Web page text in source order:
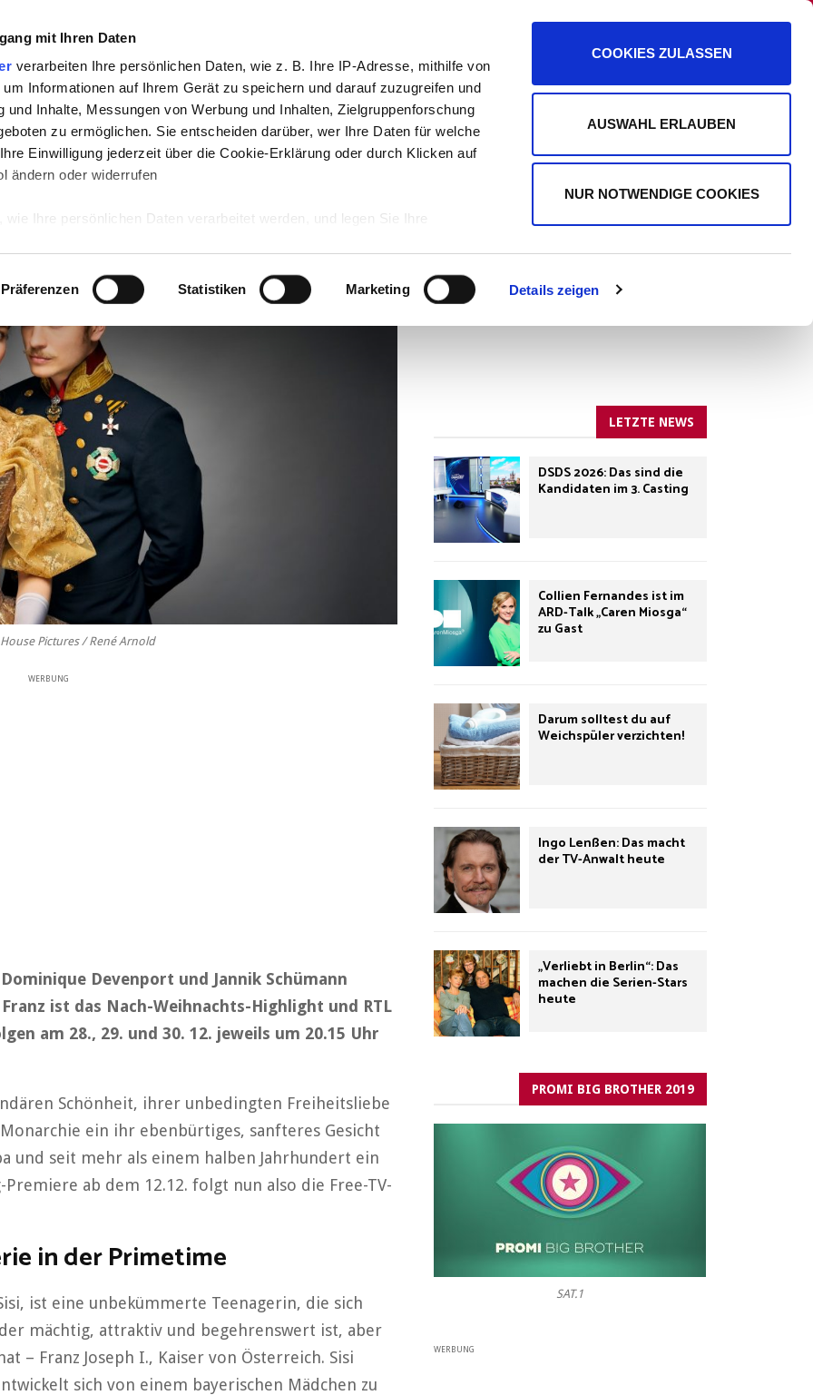
mit Ihren Daten
verarbeiten Ihre persönlichen Daten, wie z. B. Ihre IP-Adresse, mithilfe von
Informationen auf Ihrem Gerät zu speichern und darauf zuzugreifen und
und Inhalte, Messungen von Werbung und Inhalten, Zielgruppenforschung
zu ermöglichen. Sie entscheiden darüber, wer Ihre Daten für welche
Einwilligung jederzeit über die Cookie-Erklärung oder durch Klicken auf
ändern oder widerrufen
Ihre persönlichen Daten verarbeitet werden, und legen Sie Ihre
Inhalte und Anzeigen zu personalisieren, Funktionen für soziale Medien
Zugriffe auf unsere Website zu analysieren. Außerdem geben wir
unserer Website an unsere Partner für soziale Medien, Werbung
Partner führen diese Informationen möglicherweise mit weiteren Daten
haben oder die sie im Rahmen Ihrer Nutzung der Dienste
Präferenzen Statistiken Marketing Details zeigen
COOKIES ZULASSEN
AUSWAHL ERLAUBEN
NUR NOTWENDIGE COOKIES
PROMIPLANET EXKLUSIV
House Pictures / René Arnold
WERBUNG
Devenport und Jannik Schümann
ist das Nach-Weihnachts-Highlight und RTL
am 28., 29. und 30. 12. jeweils um 20.15 Uhr
Schönheit, ihrer unbedingten Freiheitsliebe
ein ihr ebenbürtiges, sanfteres Gesicht
und seit mehr als einem halben Jahrhundert ein
ab dem 12.12. folgt nun also die Free-TV-
in der Primetime
ist eine unbekümmerte Teenagerin, die sich
mächtig, attraktiv und begehrenswert ist, aber
– Franz Joseph I., Kaiser von Österreich. Sisi
sich von einem bayerischen Mädchen zu
WERBUNG
LETZTE NEWS
DSDS 2026: Das sind die
Kandidaten im 3. Casting
Collien Fernandes ist im
ARD-Talk „Caren Miosga“
zu Gast
Darum solltest du auf
Weichspüler verzichten!
Ingo Lenßen: Das macht
der TV-Anwalt heute
„Verliebt in Berlin“: Das
machen die Serien-Stars
heute
PROMI BIG BROTHER 2019
SAT.1
WERBUNG